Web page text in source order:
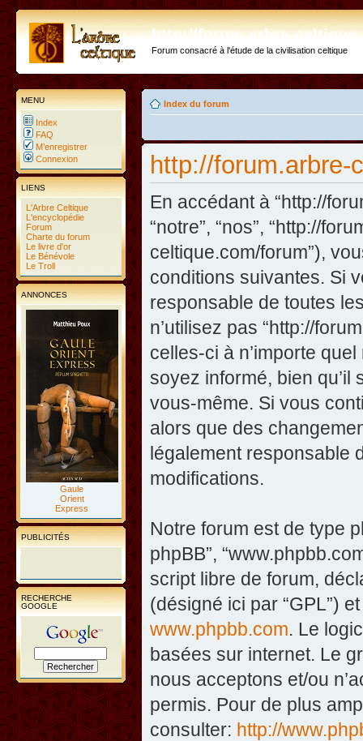
http://forum.arbre-
Forum consacré à l'étude de la civilisation celtique
MENU
Index
FAQ
M’enregistrer
Connexion
LIENS
L'Arbre Celtique
L'encyclopédie
Forum
Charte du forum
Le livre d'or
Le Bénévole
Le Troll
ANNONCES
Gaule
Orient
Express
PUBLICITÉS
RECHERCHE
GOOGLE
Index du forum
http://forum.arbre-
En accédant à “http://
“notre”, “nos”, “http://
celtique.com/forum”),
conditions suivantes. Si
responsable de toutes
n’utilisez pas “http://
celles-ci à n’importe
soyez informé, bien
vous-même. Si vous
alors que des
légalement responsable
modifications.
Notre forum est de type
phpBB”,
script libre de forum,
(désigné ici par “GPL”)
www.phpbb.com. Le
basées sur internet. Le
nous acceptons et/ou
permis. Pour de plus
consulter: http://